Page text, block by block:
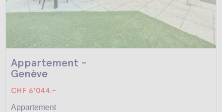
Appartement -
Genève
CHF 6'044.-
Appartement